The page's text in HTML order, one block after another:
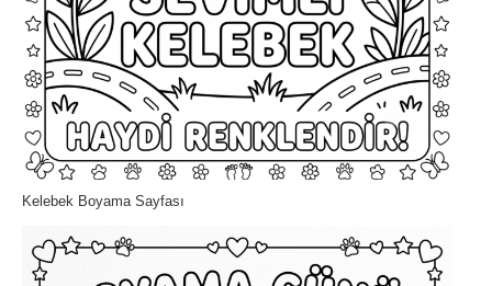
Kelebek Boyama Sayfası